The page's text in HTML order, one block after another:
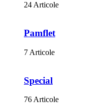
24 Articole
Pamflet
7 Articole
Special
76 Articole